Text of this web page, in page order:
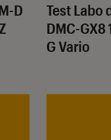
D
Test Labo
DMC-
G Vario